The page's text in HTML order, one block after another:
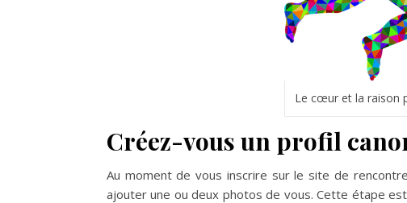
Le cœur et la raison
Créez-vous un profil
Au moment de vous inscrire sur le site de
ajouter une ou deux photos de vous. Cette étape